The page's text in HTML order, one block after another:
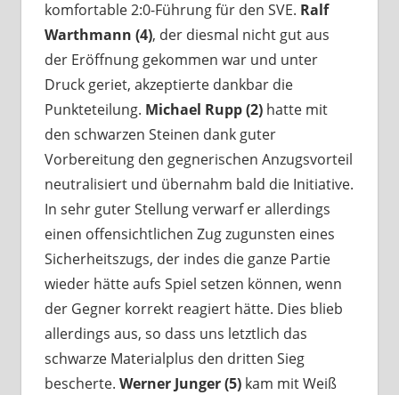
komfortable 2:0-Führung für den SVE. Ralf
Warthmann (4), der diesmal nicht gut aus
der Eröffnung gekommen war und unter
Druck geriet, akzeptierte dankbar die
Punkteteilung. Michael Rupp (2) hatte mit
den schwarzen Steinen dank guter
Vorbereitung den gegnerischen Anzugsvorteil
neutralisiert und übernahm bald die Initiative.
In sehr guter Stellung verwarf er allerdings
einen offensichtlichen Zug zugunsten eines
Sicherheitszugs, der indes die ganze Partie
wieder hätte aufs Spiel setzen können, wenn
der Gegner korrekt reagiert hätte. Dies blieb
allerdings aus, so dass uns letztlich das
schwarze Materialplus den dritten Sieg
bescherte. Werner Junger (5)kam mit Weiß